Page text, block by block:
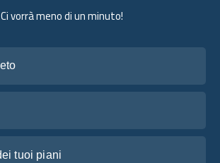
Ci vorrà meno di un minuto!